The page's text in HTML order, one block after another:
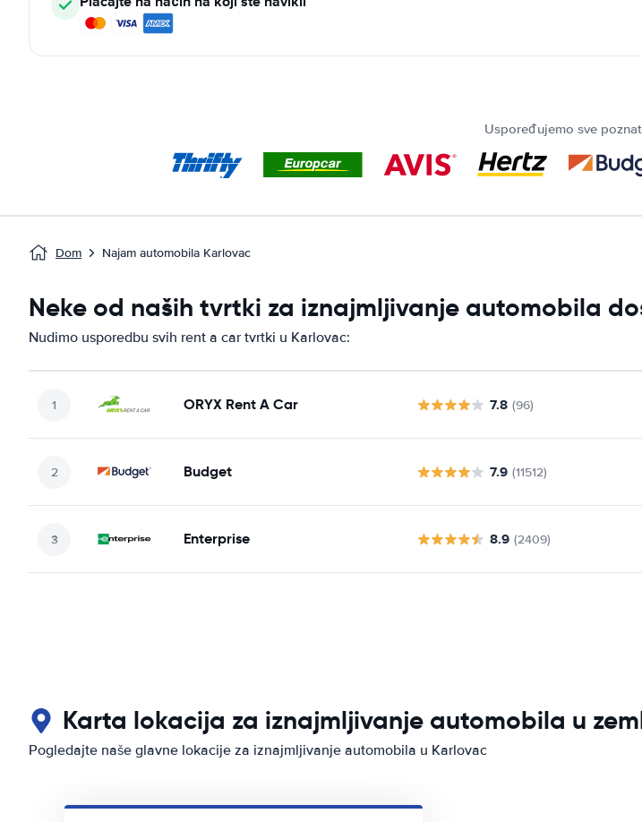
Uspoređujemo sve
Dom Najam automobila Karlovac
Neke od naših tvrtki za iznajmljivanje automobila
Nudimo usporedbu svih rent a car tvrtki u Karlovac:
ORYX Rent A Car 7.8 (96)
Budget 7.9 (11512)
Enterprise 8.9 (2409)
Karta lokacija za iznajmljivanje automobila u
Pogledajte naše glavne lokacije za iznajmljivanje automobila u Karlovac